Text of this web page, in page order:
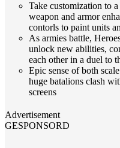
Take customization to
weapon and armor
contorls to paint units
As armies battle,
unlock new abilities,
each other in a duel to
Epic sense of both
huge batalions clash
screens
Advertisement
GESPONSORD